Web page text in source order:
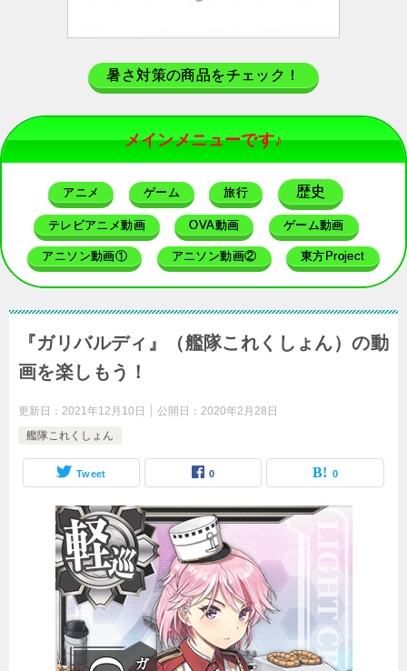
暑さ対策の商品をチェック！
メインメニューです♪
アニメ ゲーム 旅行 歴史
テレビアニメ動画 OVA動画 ゲーム動画
アニソン動画① アニソン動画② 東方Project
『ガリバルディ』（艦隊これくしょん）の動
画を楽しもう！
更新日： 2021年12月10日 公開日： 2020年2月28日
艦隊これくしょん
Tweet 0 0